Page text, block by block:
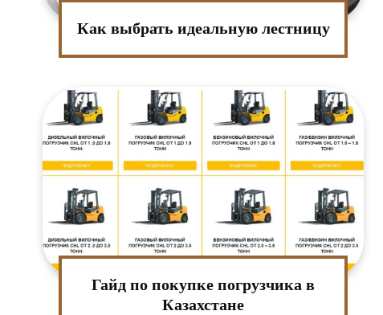
Как выбрать идеальную лестницу
Гайд по покупке погрузчика в
Казахстане